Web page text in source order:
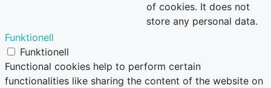
of cookies. It does not
store any personal data.
Funktionell
Funktionell
Functional cookies help to perform certain
functionalities like sharing the content of the website on